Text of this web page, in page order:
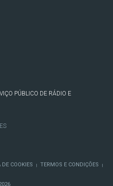
PÚBLICO DE RÁDIO E
COOKIES | TERMOS E CONDIÇÕES |